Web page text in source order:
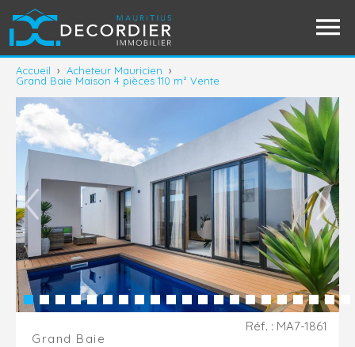
Accueil › Acheteur Mauricien ›
Grand Baie Maison 4 pièces 110 m² Vente
Grand Baie
Réf. : MA7-1861